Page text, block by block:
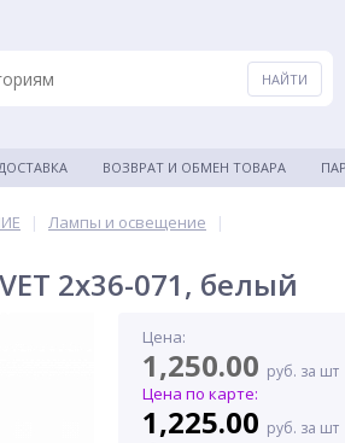
ВОЗВРАТ И ОБМЕН ТОВАРА
| Лампы и освещение
|
2х36-071, белый
Цена:
1,250.00 руб. за шт
Цена по карте:
1,225.00 руб. за шт